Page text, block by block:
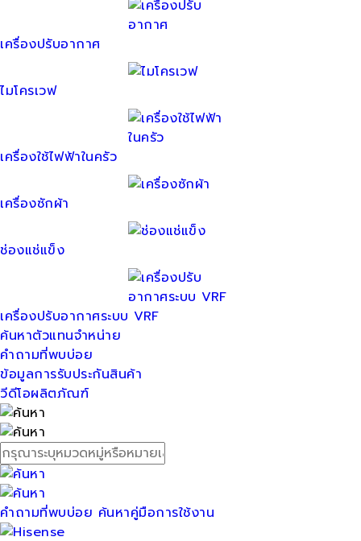
เครื่องปรับอากาศ
ไมโครเวฟ
เครื่องใช้ไฟฟ้าในครัว
เครื่องซักผ้า
ช่องแช่แข็ง
เครื่องปรับอากาศระบบ VRF
ค้นหาตัวแทนจำหน่าย
คำถามที่พบบ่อย
ข้อมูลการรับประกันสินค้า
วีดีโอผลิตภัณฑ์
คำถามที่พบบ่อย ค้นหาคู่มือการใช้งาน